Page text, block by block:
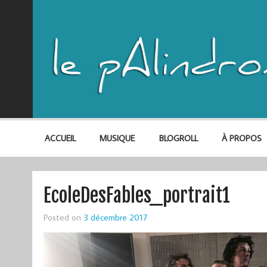
ACCUEIL MUSIQUE BLOGROLL À PROPOS
EcoleDesFables_portrait1
Posted on 3 décembre 2017